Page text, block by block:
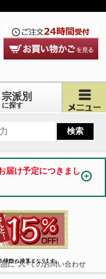
宗派別
に探す
届け予定につきまし
についてのお問い合わせ